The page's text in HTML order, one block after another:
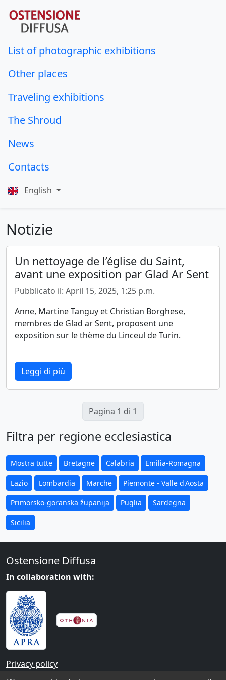
List of photographic exhibitions
Other places
Traveling exhibitions
The Shroud
News
Contacts
English
Notizie
Un nettoyage de l’église du Saint,
avant une exposition par Glad Ar Sent
Pubblicato il: April 15, 2025, 1:25 p.m.
Anne, Martine Tanguy et Christian Borghese,
membres de Glad ar Sent, proposent une
exposition sur le thème du Linceul de Turin.
Leggi di più
Pagina 1 di 1
Filtra per regione ecclesiastica
Mostra tutte Bretagne Calabria Emilia-Romagna
Lazio Lombardia Marche Piemonte - Valle d'Aosta
Primorsko-goranska županija Puglia Sardegna
Sicilia
Ostensione Diffusa
In collaboration with:
Privacy policy